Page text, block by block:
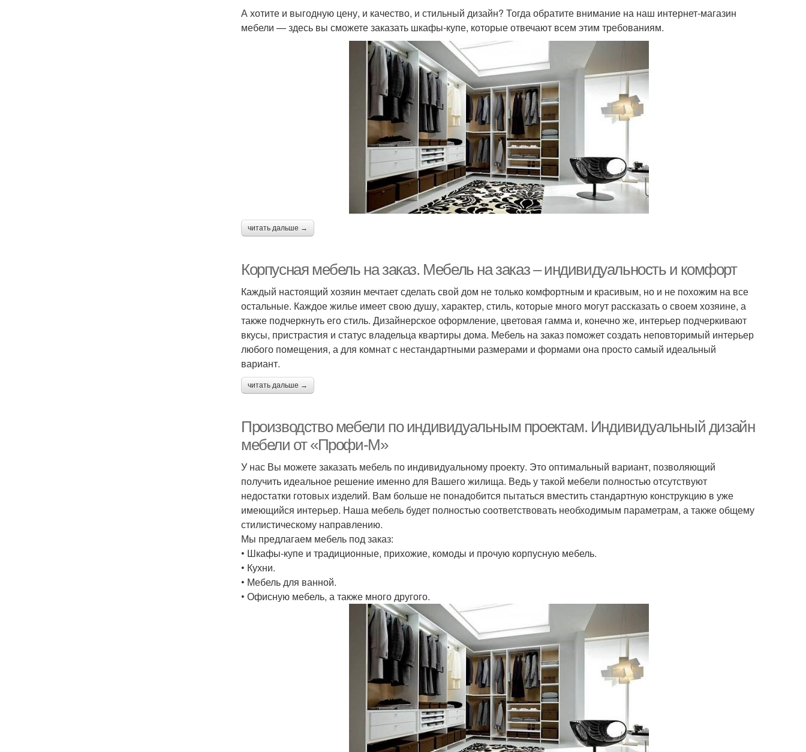
А хотите и выгодную цену, и качество, и стильный дизайн? Тогда обратите внимание на наш интернет-магазин
мебели — здесь вы сможете заказать шкафы-купе, которые отвечают всем этим требованиям.
читать дальше →
Корпусная мебель на заказ. Мебель на заказ – индивидуальность и комфорт
Каждый настоящий хозяин мечтает сделать свой дом не только комфортным и красивым, но и не похожим на все
остальные. Каждое жилье имеет свою душу, характер, стиль, которые много могут рассказать о своем хозяине, а
также подчеркнуть его стиль. Дизайнерское оформление, цветовая гамма и, конечно же, интерьер подчеркивают
вкусы, пристрастия и статус владельца квартиры дома. Мебель на заказ поможет создать неповторимый интерьер
любого помещения, а для комнат с нестандартными размерами и формами она просто самый идеальный
вариант.
читать дальше →
Производство мебели по индивидуальным проектам. Индивидуальный дизайн
мебели от «Профи-М»
У нас Вы можете заказать мебель по индивидуальному проекту. Это оптимальный вариант, позволяющий
получить идеальное решение именно для Вашего жилища. Ведь у такой мебели полностью отсутствуют
недостатки готовых изделий. Вам больше не понадобится пытаться вместить стандартную конструкцию в уже
имеющийся интерьер. Наша мебель будет полностью соответствовать необходимым параметрам, а также общему
стилистическому направлению.
Мы предлагаем мебель под заказ:
• Шкафы-купе и традиционные, прихожие, комоды и прочую корпусную мебель.
• Кухни.
• Мебель для ванной.
• Офисную мебель, а также много другого.